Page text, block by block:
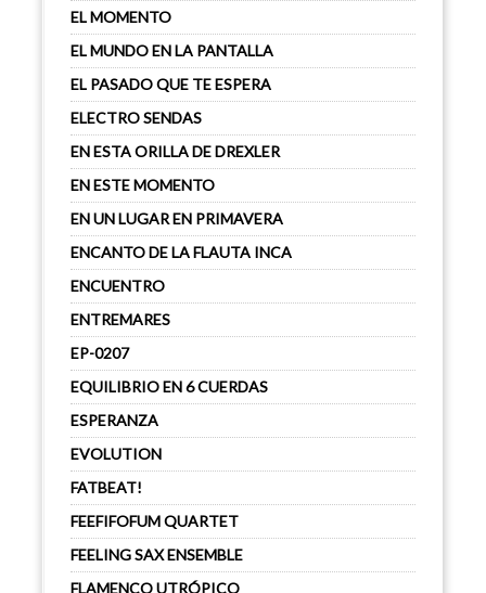
EL MOMENTO
EL MUNDO EN LA PANTALLA
EL PASADO QUE TE ESPERA
ELECTRO SENDAS
EN ESTA ORILLA DE DREXLER
EN ESTE MOMENTO
EN UN LUGAR EN PRIMAVERA
ENCANTO DE LA FLAUTA INCA
ENCUENTRO
ENTREMARES
EP-0207
EQUILIBRIO EN 6 CUERDAS
ESPERANZA
EVOLUTION
FATBEAT!
FEEFIFOFUM QUARTET
FEELING SAX ENSEMBLE
FLAMENCO UTRÓPICO